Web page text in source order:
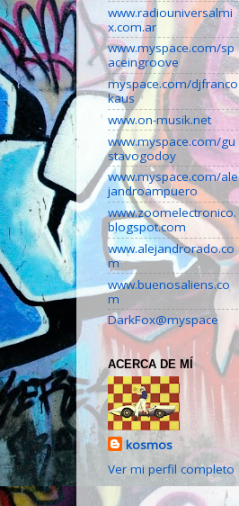
www.radiouniversalmi
x.com.ar
www.myspace.com/sp
aceingroove
myspace.com/djfranco
kaus
www.on-musik.net
www.myspace.com/gu
stavogodoy
www.myspace.com/ale
jandroampuero
www.zoomelectronico.
blogspot.com
www.alejandrorado.co
m
www.buenosaliens.co
m
DarkFox@myspace
ACERCA DE MÍ
kosmos
Ver mi perfil completo